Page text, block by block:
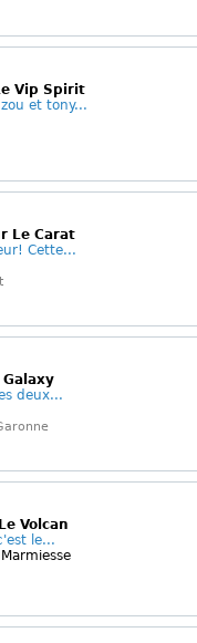
Vip Spirit
et tony...
Le Carat
Cette...
deux...
Volcan
le...